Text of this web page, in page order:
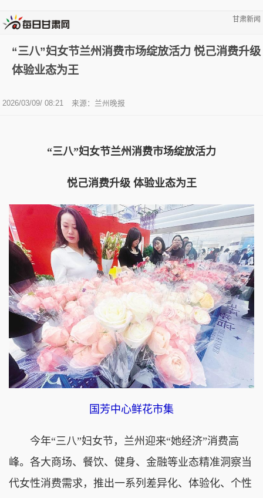
甘肃新闻
“三八”妇女节兰州消费市场绽放活力 悦己消费升级
体验业态为王
2026/03/09/ 08:21 来源：兰州晚报
“三八”妇女节兰州消费市场绽放活力
悦己消费升级 体验业态为王
国芳中心鲜花市集
今年“三八”妇女节，兰州迎来“她经济”消费高
峰。各大商场、餐饮、健身、金融等业态精准洞察当
代女性消费需求，推出一系列差异化、体验化、个性